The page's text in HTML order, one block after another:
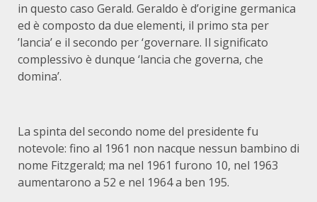
in questo caso Gerald. Geraldo è d’origine germanica
ed è composto da due elementi, il primo sta per
’lancia’ e il secondo per ‘governare. Il significato
complessivo è dunque ‘lancia che governa, che
domina’.
La spinta del secondo nome del presidente fu
notevole: fino al 1961 non nacque nessun bambino di
nome Fitzgerald; ma nel 1961 furono 10, nel 1963
aumentarono a 52 e nel 1964 a ben 195.